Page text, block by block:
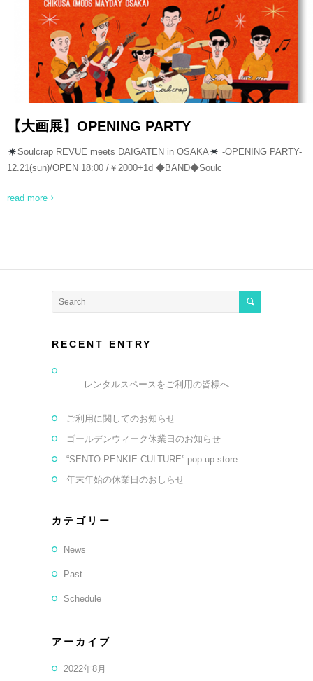
【大画展】OPENING PARTY
Soulcrap REVUE meets DAIGATEN in OSAKA
-OPENING PARTY-
12.21(sun)/OPEN 18:00 /￥2000+1d ◆BAND◆Soulc
read more
RECENT ENTRY
レンタルスペースをご利用の皆様へ
ご利用に関してのお知らせ
ゴールデンウィーク休業日のお知らせ
“SENTO PENKIE CULTURE” pop up store
年末年始の休業日のおしらせ
カテゴリー
News
Past
Schedule
アーカイブ
2022年8月